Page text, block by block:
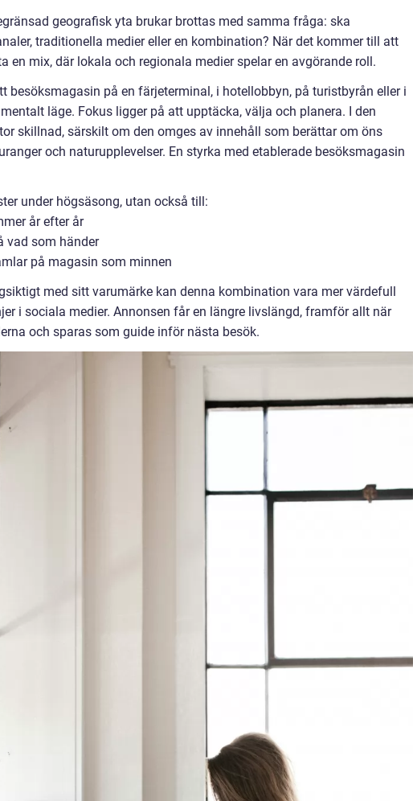
geografisk yta brukar brottas med samma fråga: ska
traditionella medier eller en kombination? När det kommer till att
en mix, där lokala och regionala medier spelar en avgörande roll.
besöksmagasin på en färjeterminal, i hotellobbyn, på turistbyrån eller i
läge. Fokus ligger på att upptäcka, välja och planera. I den
skillnad, särskilt om den omges av innehåll som berättar om öns
och naturupplevelser. En styrka med etablerade besöksmagasin
under högsäsong, utan också till:
år efter år
vad som händer
på magasin som minnen
med sitt varumärke kan denna kombination vara mer värdefull
i sociala medier. Annonsen får en längre livslängd, framför allt när
och sparas som guide inför nästa besök.